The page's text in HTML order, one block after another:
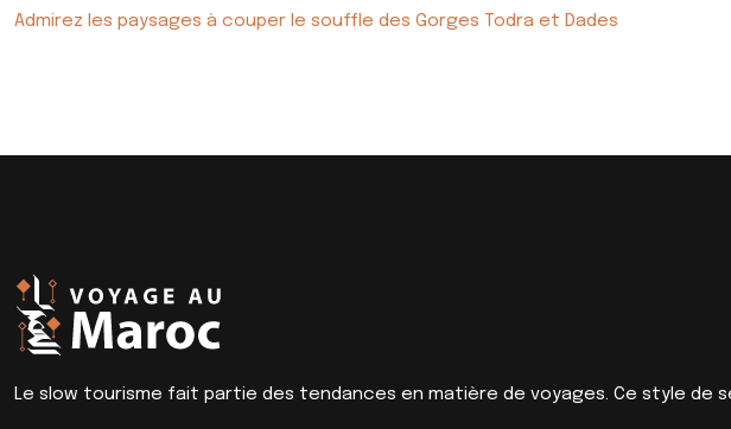
Admirez les paysages à couper le souffle des Gorges Todra et Dades
Le slow tourisme fait partie des tendances en matière de voyages. Ce style de